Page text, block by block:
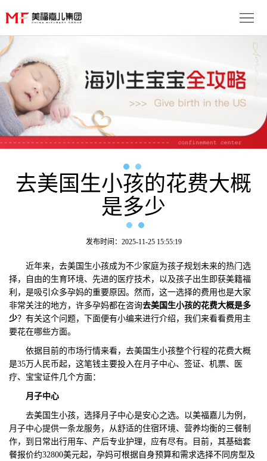
子
优
势
服
务
流
月
子
成
城
合
去美国生小孩的花费大概
是多少
发布时间：2025-11-25 15:55:19
近年来，去美国生小孩成为不少家庭为孩子规划未来的热门选
择，自由的生育环境、先进的医疗技术，以及孩子出生即获美籍福
利，是吸引众多孕妈的重要原因。然而，这一选择的费用也是大家
非常关注的地方，许多孕妈都在咨询去美国生小孩的花费大概是多
少？有关这个问题，下面便有小编来进行介绍，我们来看看费用主
要花在哪些方面。
依据目前的市场行情来看，去美国生小孩整个行程的花费大概
是35万人民币起，这笔钱主要投入在月子中心、签证、机票、医
疗、宝宝证件几个方面：
月子中心
去美国生小孩，选择月子中心是安心之选。以美福嘉儿为例，
月子中心提供一条龙服务，从舒适的住宿环境、营养均衡的三餐制
作，到日常出行用车、产后专业护理，应有尽有。目前，其基础套
餐报价约32800美元起，孕妈可根据自身预算和需求选择不同房型及